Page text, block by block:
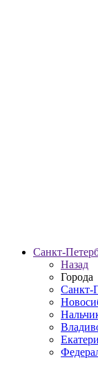
Санкт-
Назад
Города
Санкт-